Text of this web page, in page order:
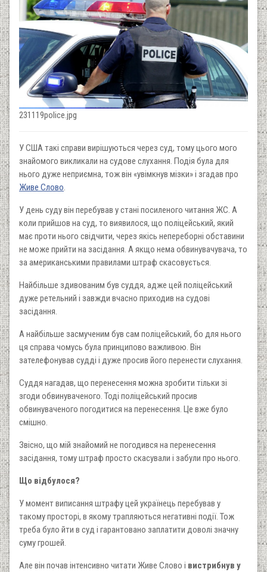
231119police.jpg
У США такі справи вирішуються через суд, тому цього мого
знайомого викликали на судове слухання. Подія була для
нього дуже неприємна, тож він «увімкнув мізки» і згадав про
Живе Слово.
У день суду він перебував у стані посиленого читання ЖС. А
коли прийшов на суд, то виявилося, що поліцейський, який
має проти нього свідчити, через якісь непереборні обставини
не може прийти на засідання. А якщо нема обвинувачувача, то
за американськими правилами штраф скасовується.
Найбільше здивованим був суддя, адже цей поліцейський
дуже ретельний і завжди вчасно приходив на судові
засідання.
А найбільше засмученим був сам поліцейський, бо для нього
ця справа чомусь була принципово важливою. Він
зателефонував судді і дуже просив його перенести слухання.
Суддя нагадав, що перенесення можна зробити тільки зі
згоди обвинуваченого. Тоді поліцейський просив
обвинуваченого погодитися на перенесення. Це вже було
смішно.
Звісно, що мій знайомий не погодився на перенесення
засідання, тому штраф просто скасували і забули про нього.
Що відбулося?
У момент виписання штрафу цей українець перебував у
такому просторі, в якому трапляються негативні події. Тож
треба було йти в суд і гарантовано заплатити доволі значну
суму грошей.
Але він почав інтенсивно читати Живе Слово і вистрибнув у